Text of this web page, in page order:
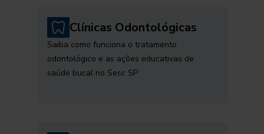
Clínicas Odontológicas
Saiba como funciona o tratamento
odontológico e as ações educativas de
saúde bucal no Sesc SP